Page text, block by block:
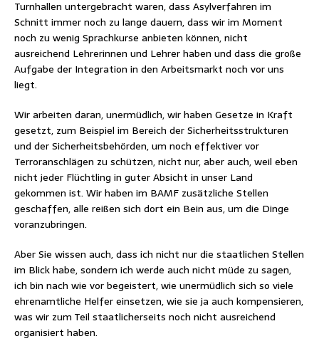
Turnhallen untergebracht waren, dass Asylverfahren im
Schnitt immer noch zu lange dauern, dass wir im Moment
noch zu wenig Sprachkurse anbieten können, nicht
ausreichend Lehrerinnen und Lehrer haben und dass die große
Aufgabe der Integration in den Arbeitsmarkt noch vor uns
liegt.
Wir arbeiten daran, unermüdlich, wir haben Gesetze in Kraft
gesetzt, zum Beispiel im Bereich der Sicherheitsstrukturen
und der Sicherheitsbehörden, um noch effektiver vor
Terroranschlägen zu schützen, nicht nur, aber auch, weil eben
nicht jeder Flüchtling in guter Absicht in unser Land
gekommen ist. Wir haben im BAMF zusätzliche Stellen
geschaffen, alle reißen sich dort ein Bein aus, um die Dinge
voranzubringen.
Aber Sie wissen auch, dass ich nicht nur die staatlichen Stellen
im Blick habe, sondern ich werde auch nicht müde zu sagen,
ich bin nach wie vor begeistert, wie unermüdlich sich so viele
ehrenamtliche Helfer einsetzen, wie sie ja auch kompensieren,
was wir zum Teil staatlicherseits noch nicht ausreichend
organisiert haben.